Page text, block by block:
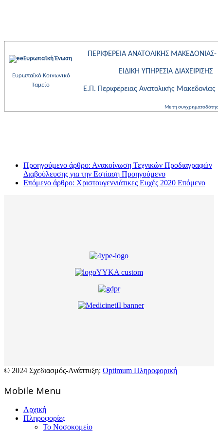
Ευρωπαϊκή Ένωση
Ευρωπαϊκό Κοινωνικό
Ταμείο
ΠΕΡΙΦΕΡΕΙΑ ΑΝΑΤΟΛΙΚΗΣ
ΕΙΔΙΚΗ ΥΠΗΡΕΣΙΑ ΔΙΑΧΕΙΡΙΣΗΣ
Ε.Π. Περιφέρειας Ανατολικής
Με τη συγχρηματοδότηση της
Προηγούμενο άρθρο: Ανακοίνωση Τεχνικών Προδιαγραφών
Διαβούλευσης για την Εστίαση Προηγούμενο
Επόμενο άρθρο: Χριστουγεννιάτικες Ευχές 2020 Επόμενο
© 2024 Σχεδιασμός-Ανάπτυξη: Optimum Πληροφορική
Mοbile Menu
Αρχική
Πληροφορίες
Το Νοσοκομείο